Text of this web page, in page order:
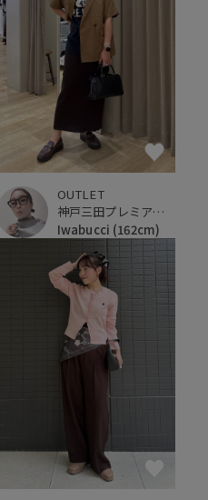
OUTLET
神戸三田プレミアム・アウトレット
Iwabucci (162cm)